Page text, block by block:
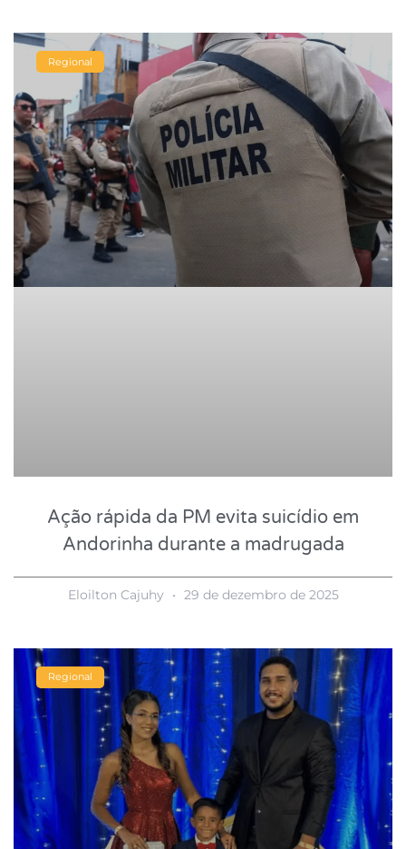
Regional
Ação rápida da PM evita suicídio em
Andorinha durante a madrugada
Eloilton Cajuhy 29 de dezembro de 2025
Regional